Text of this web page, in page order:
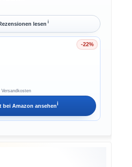
lesen ℹ︎
-22%
bei Amazon ansehenℹ︎